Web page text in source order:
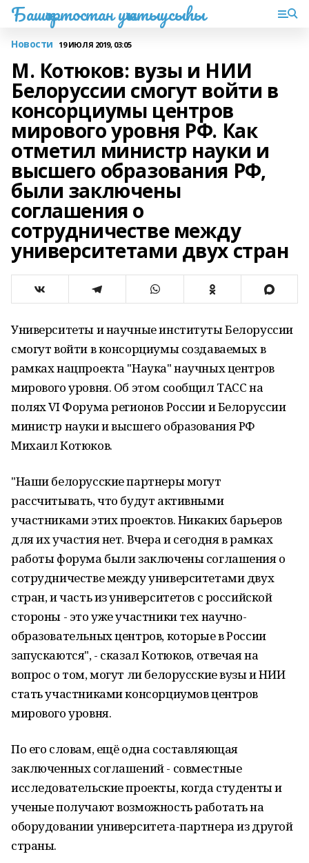
Башҡортостан уҡытыусыһы
Новости 19 ИЮЛЯ 2019, 03:05
М. Котюков: вузы и НИИ
Белоруссии смогут войти в
консорциумы центров
мирового уровня РФ. Как
отметил министр науки и
высшего образования РФ,
были заключены
соглашения о
сотрудничестве между
университетами двух стран
Университеты и научные институты Белоруссии
смогут войти в консорциумы создаваемых в
рамках нацпроекта "Наука" научных центров
мирового уровня. Об этом сообщил ТАСС на
полях VI Форума регионов России и Белоруссии
министр науки и высшего образования РФ
Михаил Котюков.
"Наши белорусские партнеры могут
рассчитывать, что будут активными
участниками этих проектов. Никаких барьеров
для их участия нет. Вчера и сегодня в рамках
работы форума были заключены соглашения о
сотрудничестве между университетами двух
стран, и часть из университетов с российской
стороны - это уже участники тех научно-
образовательных центров, которые в России
запускаются", - сказал Котюков, отвечая на
вопрос о том, могут ли белорусские вузы и НИИ
стать участниками консорциумов центров
мирового уровня.
По его словам, ещё одна составляющая
заключенных соглашений - совместные
исследовательские проекты, когда студенты и
ученые получают возможность работать на
оборудовании университета-партнера из другой
страны.